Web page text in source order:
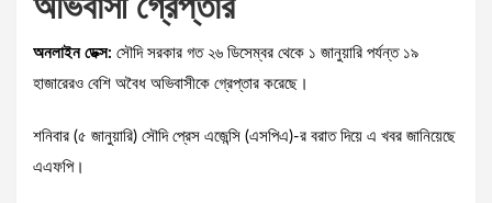
অনলাইন ডেক্স: সৌদি সরকার গত ২৬ ডিসেম্বর থেকে ১ জানুয়ারি পর্যন্ত ১৯
হাজারেরও বেশি অবৈধ অভিবাসীকে গ্রেপ্তার করেছে।
শনিবার (৫ জানুয়ারি) সৌদি প্রেস এজেন্সি (এসপিএ)-র বরাত দিয়ে এ খবর জানিয়েছে
এএফপি।